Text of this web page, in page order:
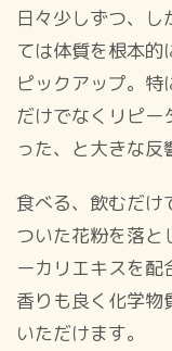
日々少しずつ、し
ては体質を根本的
ピックアップ。特
だけでなくリピ
った、と大きな反
食べる、飲むだけ
ついた花粉を落
ーカリエキスを配
香りも良く化学物
いただけます。